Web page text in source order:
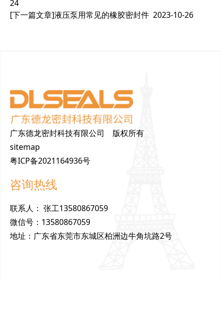
24
[下一篇文章]液压泵用常见的橡胶密封件 2023-10-26
广东德龙密封科技有限公司 版权所有
sitemap
粤ICP备2021164936号
咨询热线
联系人 ： 张工13580867059
微信号 ： 13580867059
地址 ： 广东省东莞市东城区柏洲边牛角坑路2号